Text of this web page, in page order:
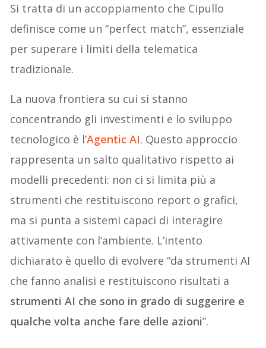
Si tratta di un accoppiamento che Cipullo
definisce come un “perfect match”, essenziale
per superare i limiti della telematica
tradizionale.
La nuova frontiera su cui si stanno
concentrando gli investimenti e lo sviluppo
tecnologico è l’Agentic AI. Questo approccio
rappresenta un salto qualitativo rispetto ai
modelli precedenti: non ci si limita più a
strumenti che restituiscono report o grafici,
ma si punta a sistemi capaci di interagire
attivamente con l’ambiente. L’intento
dichiarato è quello di evolvere “da strumenti AI
che fanno analisi e restituiscono risultati a
strumenti AI che sono in grado di suggerire e
qualche volta anche fare delle azioni”.